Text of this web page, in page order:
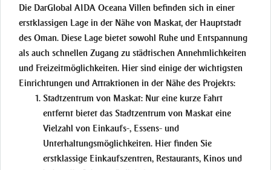
Die DarGlobal AIDA Oceana Villen befinden sich in einer
erstklassigen Lage in der Nähe von Maskat, der Hauptstadt
des Oman. Diese Lage bietet sowohl Ruhe und Entspannung
als auch schnellen Zugang zu städtischen Annehmlichkeiten
und Freizeitmöglichkeiten. Hier sind einige der wichtigsten
Einrichtungen und Attraktionen in der Nähe des Projekts:
Stadtzentrum von Maskat: Nur eine kurze Fahrt
entfernt bietet das Stadtzentrum von Maskat eine
Vielzahl von Einkaufs-, Essens- und
Unterhaltungsmöglichkeiten. Hier finden Sie
erstklassige Einkaufszentren, Restaurants, Kinos und